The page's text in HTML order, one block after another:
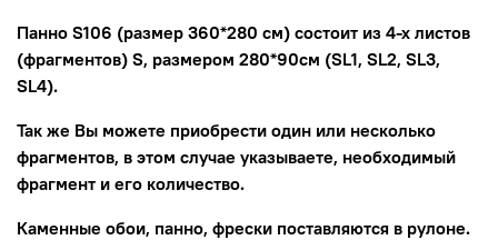
Панно S106 (размер 360*280 см) состоит из 4-х листов
(фрагментов) S, размером 280*90см (SL1, SL2, SL3,
SL4).
Так же Вы можете приобрести один или несколько
фрагментов, в этом случае указываете, необходимый
фрагмент и его количество.
Каменные обои, панно, фрески поставляются в рулоне.